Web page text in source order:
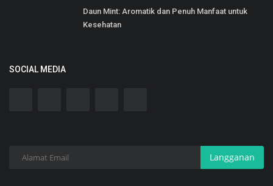
Daun Mint: Aromatik dan Penuh Manfaat untuk
Kesehatan
SOCIAL MEDIA
Langganan